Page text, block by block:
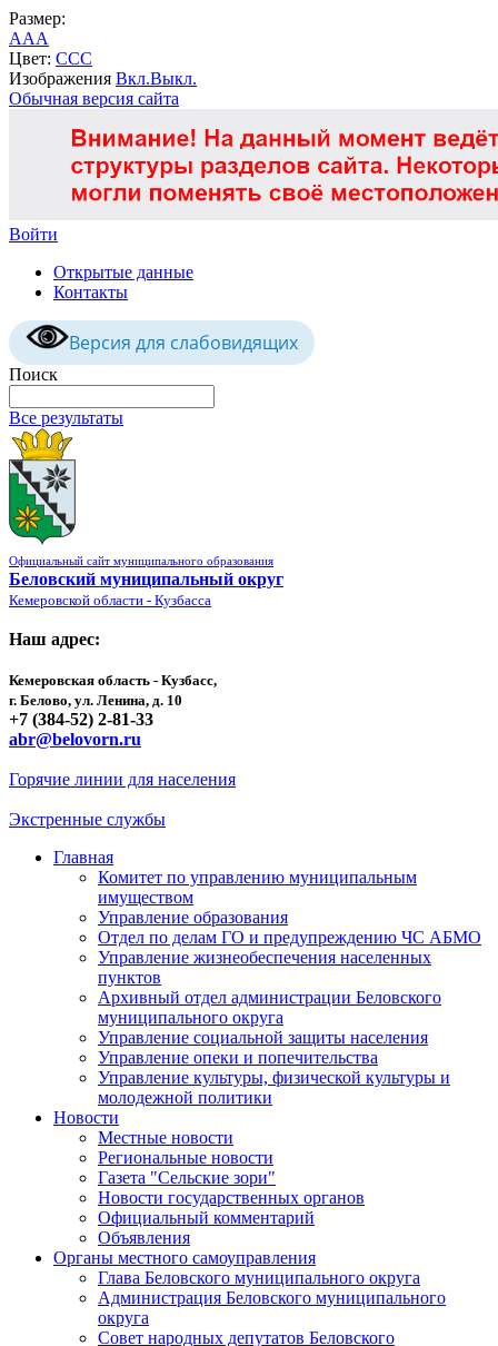
Размер:
AAA
Цвет: CCC
Изображения Вкл.Выкл.
Обычная версия сайта
Войти
Открытые данные
Контакты
Версия для слабовидящих
Поиск
Все результаты
Официальный сайт муниципального образования
Беловский муниципальный округ
Кемеровской области - Кузбасса
Наш адрес:
Кемеровская область - Кузбасс,
г. Белово, ул. Ленина, д. 10
+7 (384-52) 2-81-33
abr@belovorn.ru
Горячие линии для населения
Экстренные службы
Главная
Комитет по управлению муниципальным
имуществом
Управление образования
Отдел по делам ГО и предупреждению ЧС АБМО
Управление жизнеобеспечения населенных
пунктов
Архивный отдел администрации Беловского
муниципального округа
Управление социальной защиты населения
Управление опеки и попечительства
Управление культуры, физической культуры и
молодежной политики
Новости
Местные новости
Региональные новости
Газета "Сельские зори"
Новости государственных органов
Официальный комментарий
Объявления
Органы местного самоуправления
Глава Беловского муниципального округа
Администрация Беловского муниципального
округа
Совет народных депутатов Беловского